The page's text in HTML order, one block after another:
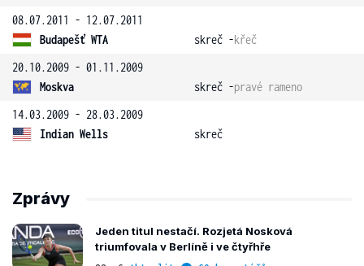
08.07.2011 - 12.07.2011
Budapešť WTA
skreč -křeč
20.10.2009 - 01.11.2009
Moskva
skreč -pravé rameno
14.03.2009 - 28.03.2009
Indian Wells
skreč
Zprávy
Jeden titul nestačí. Rozjetá Nosková
triumfovala v Berlíně i ve čtyřhře